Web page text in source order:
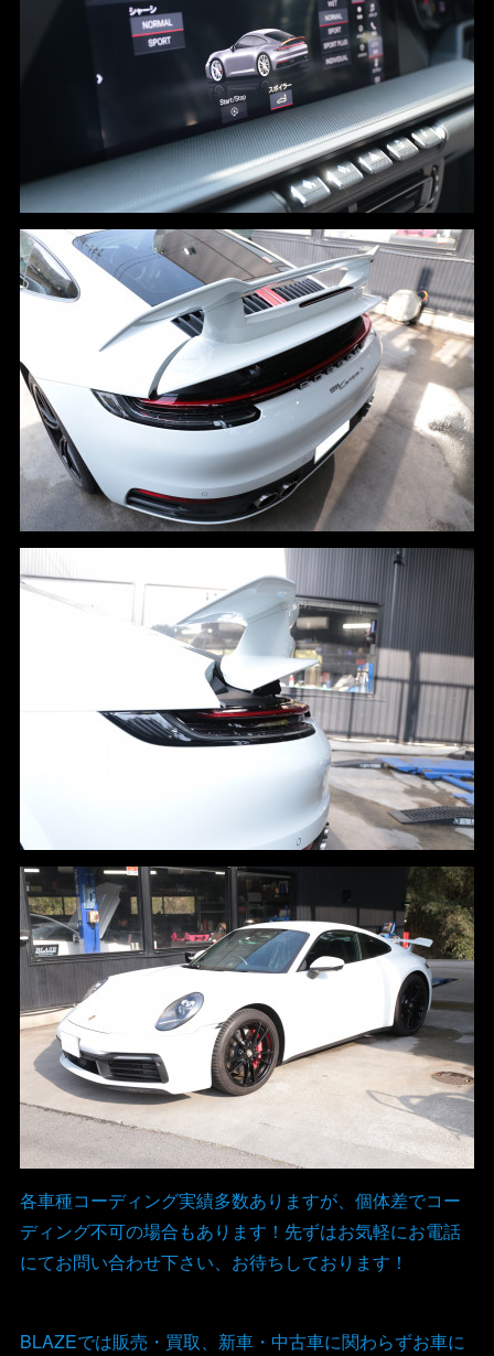
各車種コーディング実績多数ありますが、個体差でコー
ディング不可の場合もあります！先ずはお気軽にお電話
にてお問い合わせ下さい、お待ちしております！
BLAZEでは販売・買取、新車・中古車に関わらずお車に